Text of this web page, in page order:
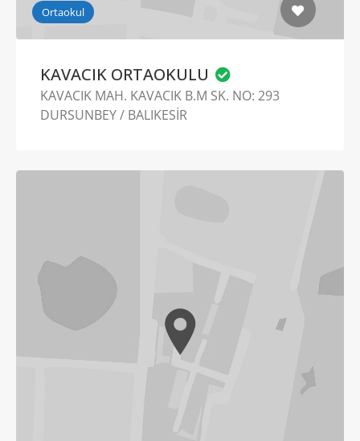
Ortaokul
KAVACIK ORTAOKULU
KAVACIK MAH. KAVACIK B.M SK. NO: 293
DURSUNBEY / BALIKESİR